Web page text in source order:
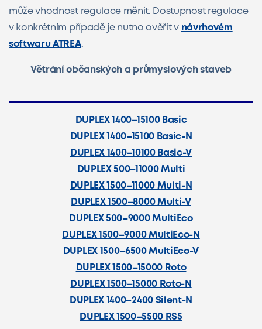
může vhodnost regulace měnit. Dostupnost regulace
v konkrétním případě je nutno ověřit v návrhovém
softwaru ATREA.
Větrání občanských a průmyslových staveb
DUPLEX 1400–15100 Basic
DUPLEX 1400–15100 Basic-N
DUPLEX 1400–10100 Basic-V
DUPLEX 500–11000 Multi
DUPLEX 1500–11000 Multi-N
DUPLEX 1500–8000 Multi-V
DUPLEX 500–9000 MultiEco
DUPLEX 1500–9000 MultiEco-N
DUPLEX 1500–6500 MultiEco-V
DUPLEX 1500–15000 Roto
DUPLEX 1500–15000 Roto-N
DUPLEX 1400–2400 Silent-N
DUPLEX 1500–5500 RS5